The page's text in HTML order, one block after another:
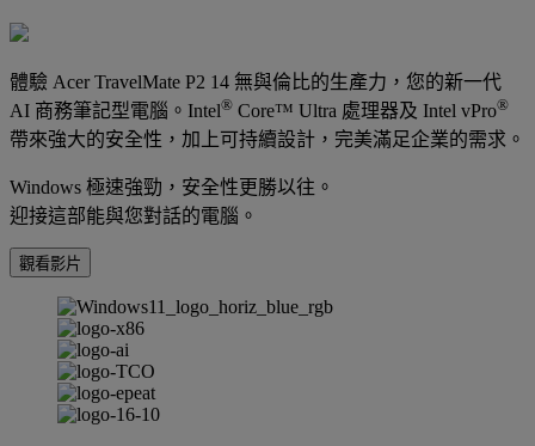
體驗 Acer TravelMate P2 14 無與倫比的生產力，您的新一代
AI 商務筆記型電腦。Intel® Core™ Ultra 處理器及 Intel vPro®
帶來強大的安全性，加上可持續設計，完美滿足企業的需求。
Windows 極速強勁，安全性更勝以往。
迎接這部能與您對話的電腦。
觀看影片